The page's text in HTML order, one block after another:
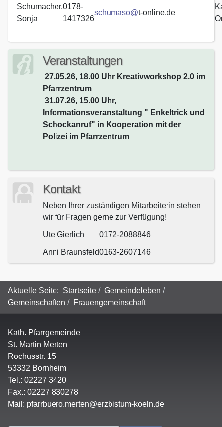
Schumacher,
Sonja
0178-
1417326
schumaso@t-online.de
Veranstaltungen
27.05.26, 18.00 Uhr Kreativworkshop 2.0 im
Pfarrzentrum
31.07.26, 15.00 Uhr,
Informationsveranstaltung " Enkeltrick und
Schockanruf" in Kooperation mit der
Polizei im Pfarrzentrum
Kontakt
Neben Ihrer zuständigen Mitarbeiterin stehen
wir für Fragen gerne zur Verfügung!
Ute Gierlich 0172-2088846
Anni Braunsfeld0163-2607146
Aktuelle Seite: Startseite
Gemeindeleben
Gemeinschaften
Frauengemeinschaft
Kath. Pfarrgemeinde
St. Martin Merten
Rochusstr. 15
53332 Bornheim
Tel.: 02227 3420
Fax.: 02227 830278
Mail: pfarrbuero.merten@erzbistum-koeln.de